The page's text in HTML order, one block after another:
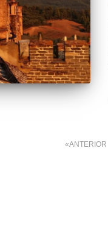
ANTERIOR